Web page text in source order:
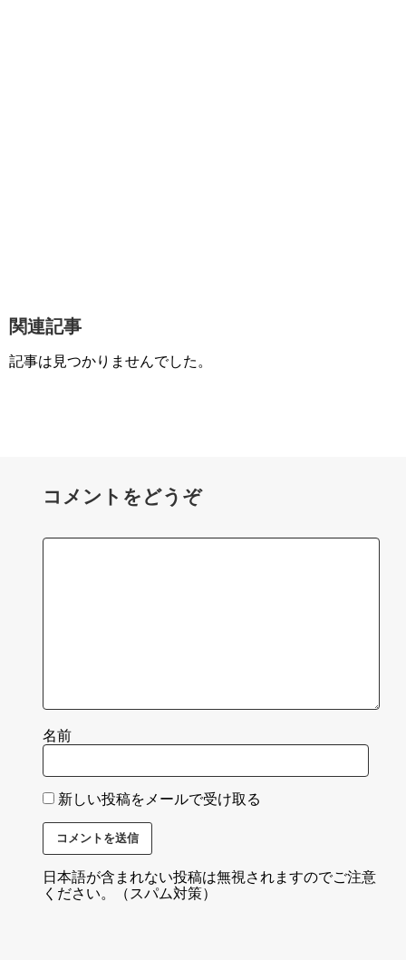
関連記事
記事は見つかりませんでした。
コメントをどうぞ
名前
新しい投稿をメールで受け取る
日本語が含まれない投稿は無視されますのでご注意
ください。（スパム対策）